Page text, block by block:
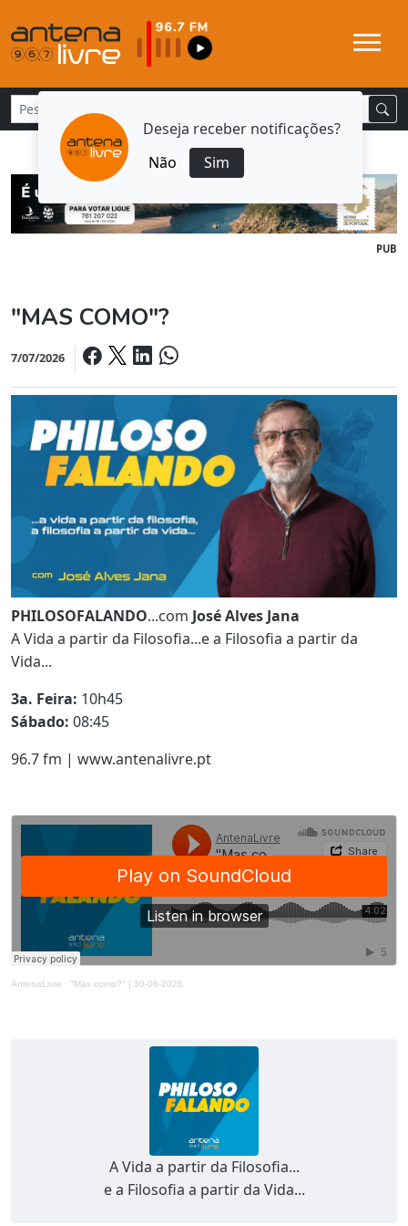
Deseja receber notificações?
Não
Sim
PUB
A Vida a partir da Filosofia...
e a Filosofia a partir da Vida...
"MAS COMO"?
7/07/2026
PHILOSOFALANDO...com José Alves Jana
A Vida a partir da Filosofia...e a Filosofia a partir da
Vida...
3a. Feira: 10h45
Sábado: 08:45
96.7 fm | www.antenalivre.pt
AntenaLivre · "Mas como?" | 30-06-2026